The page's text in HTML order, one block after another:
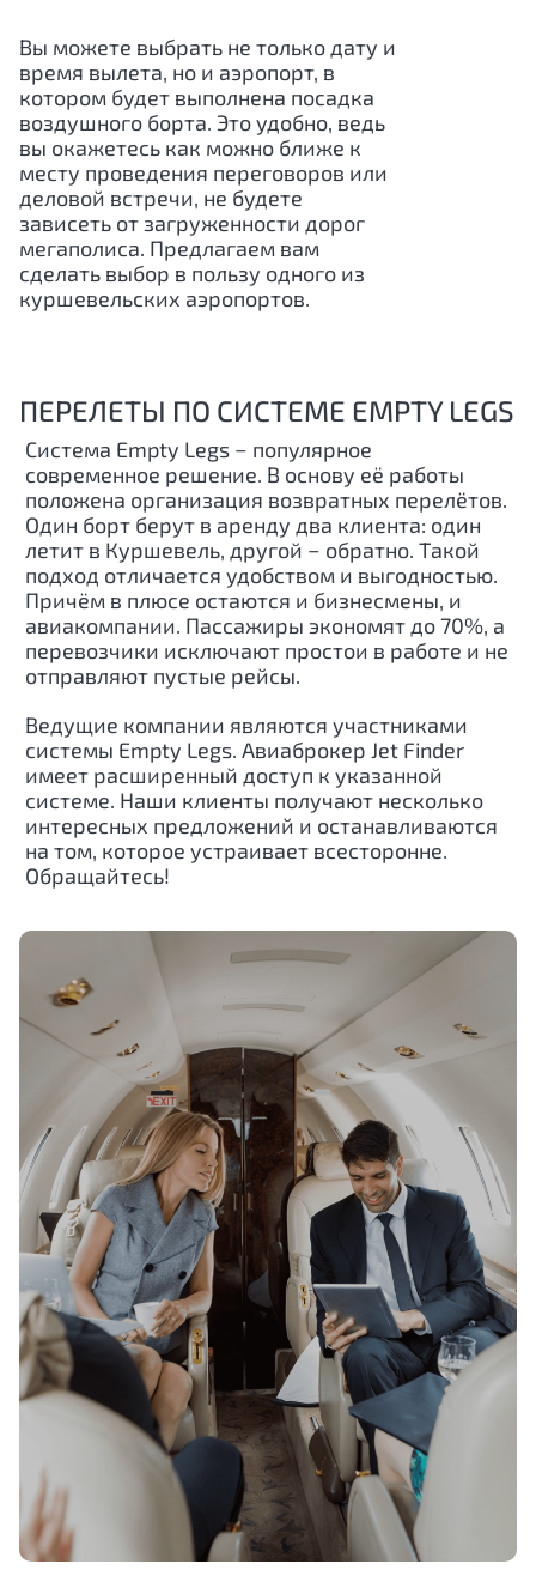
Вы можете выбрать не только дату и
время вылета, но и аэропорт, в
котором будет выполнена посадка
воздушного борта. Это удобно, ведь
вы окажетесь как можно ближе к
месту проведения переговоров или
деловой встречи, не будете
зависеть от загруженности дорог
мегаполиса. Предлагаем вам
сделать выбор в пользу одного из
куршевельских аэропортов.
ПЕРЕЛЕТЫ ПО СИСТЕМЕ EMPTY LEGS
Система Empty Legs − популярное
современное решение. В основу её работы
положена организация возвратных перелётов.
Один борт берут в аренду два клиента: один
летит в Куршевель, другой − обратно. Такой
подход отличается удобством и выгодностью.
Причём в плюсе остаются и бизнесмены, и
авиакомпании. Пассажиры экономят до 70%, а
перевозчики исключают простои в работе и не
отправляют пустые рейсы.
Ведущие компании являются участниками
системы Empty Legs. Авиаброкер Jet Finder
имеет расширенный доступ к указанной
системе. Наши клиенты получают несколько
интересных предложений и останавливаются
на том, которое устраивает всесторонне.
Обращайтесь!